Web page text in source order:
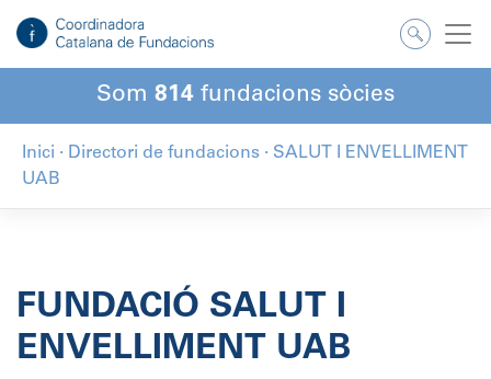
contingut
Som 814 fundacions sòcies
Inici · Directori de fundacions · SALUT I ENVELLIMENT
UAB
FUNDACIÓ SALUT I
ENVELLIMENT UAB